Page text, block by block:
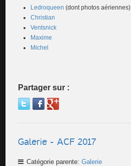
Ledroqueen (dont photos aériennes)
Christian
Ventsnick
Maxime
Michel
Partager sur :
Galerie - ACF 2017
Catégorie parente:Galerie